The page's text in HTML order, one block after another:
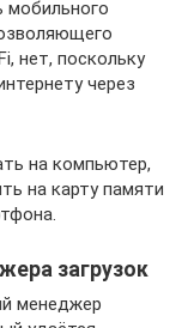
мобильного
нет, поскольку
через
на компьютер,
на карту памяти
загрузок
менеджер